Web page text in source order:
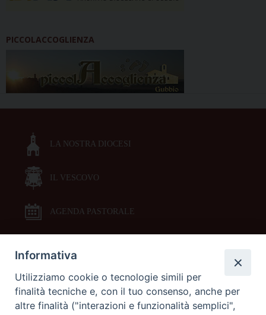
PICCOLACCOGLIENZA
LA NOSTRA DIOCESI
IL VESCOVO
AGENDA PASTORALE
DOCUMENTI PASTORALI
ORARI MESSE
Informativa
Utilizziamo cookie o tecnologie simili per
finalità tecniche e, con il tuo consenso, anche per
altre finalità ("interazioni e funzionalità semplici",